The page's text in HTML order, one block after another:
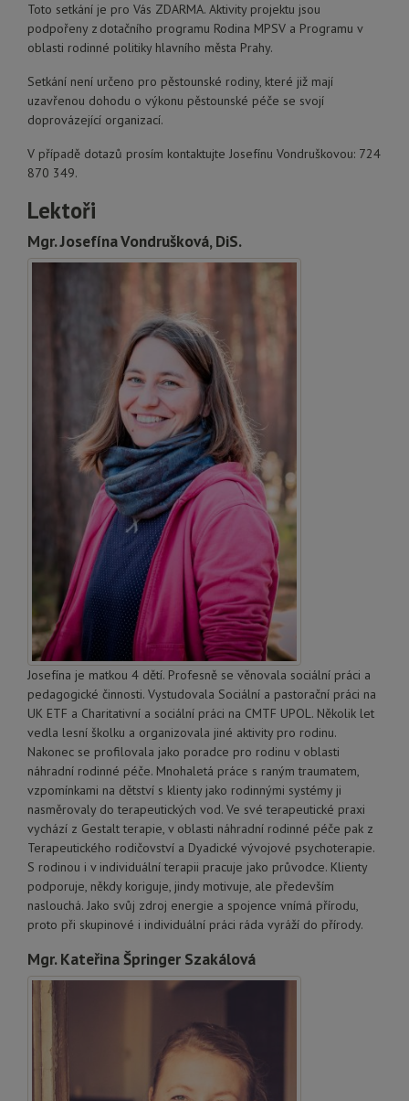
Toto setkání je pro Vás ZDARMA. Aktivity projektu jsou
podpořeny z dotačního programu Rodina MPSV a Programu v
oblasti rodinné politiky hlavního města Prahy.
Setkání není určeno pro pěstounské rodiny, které již mají
uzavřenou dohodu o výkonu pěstounské péče se svojí
doprovázející organizací.
V případě dotazů prosím kontaktujte Josefínu Vondruškovou: 724
870 349.
Lektoři
Mgr. Josefína Vondrušková, DiS.
Josefína je matkou 4 dětí. Profesně se věnovala sociální práci a
pedagogické činnosti. Vystudovala Sociální a pastorační práci na
UK ETF a Charitativní a sociální práci na CMTF UPOL. Několik let
vedla lesní školku a organizovala jiné aktivity pro rodinu.
Nakonec se profilovala jako poradce pro rodinu v oblasti
náhradní rodinné péče. Mnohaletá práce s raným traumatem,
vzpomínkami na dětství s klienty jako rodinnými systémy ji
nasměrovaly do terapeutických vod. Ve své terapeutické praxi
vychází z Gestalt terapie, v oblasti náhradní rodinné péče pak z
Terapeutického rodičovství a Dyadické vývojové psychoterapie.
S rodinou i v individuální terapii pracuje jako průvodce. Klienty
podporuje, někdy koriguje, jindy motivuje, ale především
naslouchá. Jako svůj zdroj energie a spojence vnímá přírodu,
proto při skupinové i individuální práci ráda vyráží do přírody.
Mgr. Kateřina Špringer Szakálová